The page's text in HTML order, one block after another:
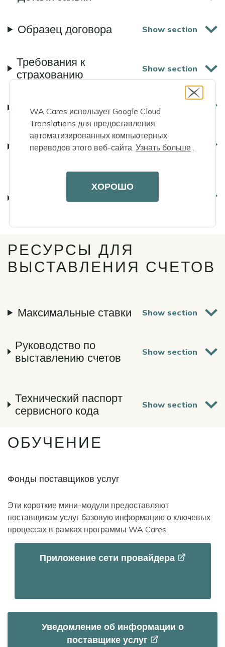
Образец договора
Требования к
страхованию
Часто задаваемые
вопросы
Региональные агентства
по делам пожилых
РЕСУРСЫ ДЛЯ
ВЫСТАВЛЕНИЯ СЧЕТОВ
Максимальные ставки
Руководство по
выставлению счетов
Технический паспорт
сервисного кода
ОБУЧЕНИЕ
Фонды поставщиков услуг
Эти короткие мини-модули предоставляют
поставщикам услуг базовую информацию о ключевых
процессах в рамках программы WA Cares.
Приложение сети провайдера
Уведомление об информации о
поставщике услуг
WA Cares использует Google Cloud
Translations для предоставления
автоматизированных компьютерных
переводов этого веб-сайта. Узнать больше.
ХОРОШО